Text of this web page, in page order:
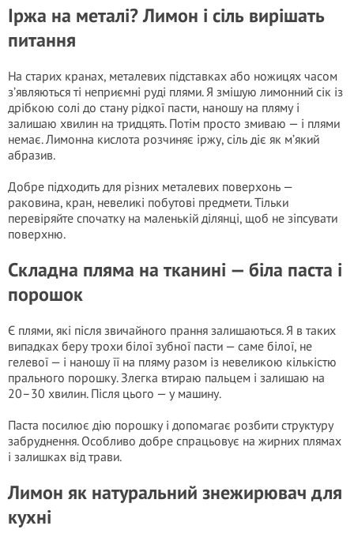
Іржа на металі? Лимон і сіль вирішать
питання
На старих кранах, металевих підставках або ножицях часом
з’являються ті неприємні руді плями. Я змішую лимонний сік із
дрібкою солі до стану рідкої пасти, наношу на пляму і
залишаю хвилин на тридцять. Потім просто змиваю — і плями
немає. Лимонна кислота розчиняє іржу, сіль діє як м’який
абразив.
Добре підходить для різних металевих поверхонь —
раковина, кран, невеликі побутові предмети. Тільки
перевіряйте спочатку на маленькій ділянці, щоб не зіпсувати
поверхню.
Складна пляма на тканині — біла паста і
порошок
Є плями, які після звичайного прання залишаються. Я в таких
випадках беру трохи білої зубної пасти — саме білої, не
гелевої — і наношу її на пляму разом із невеликою кількістю
пральногo порошку. Злегка втираю пальцем і залишаю на
20–30 хвилин. Після цього — у машину.
Паста посилює дію порошку і допомагає розбити структуру
забруднення. Особливо добре спрацьовує на жирних плямах
і залишках від трави.
Лимон як натуральний знежирювач для
кухні